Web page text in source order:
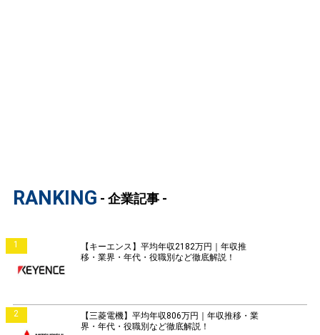
RANKING - 企業記事 -
1
【キーエンス】平均年収2182万円｜年収推
移・業界・年代・役職別など徹底解説！
2
【三菱電機】平均年収806万円｜年収推移・業
界・年代・役職別など徹底解説！